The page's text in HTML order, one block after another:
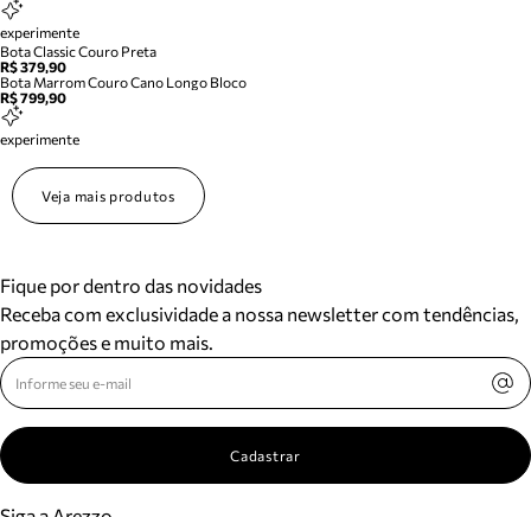
experimente
Bota Classic Couro Preta
R$ 379,90
Bota Marrom Couro Cano Longo Bloco
R$ 799,90
experimente
Veja mais produtos
Fique por dentro das novidades
Receba com exclusividade a nossa newsletter com tendências,
promoções e muito mais.
Cadastrar